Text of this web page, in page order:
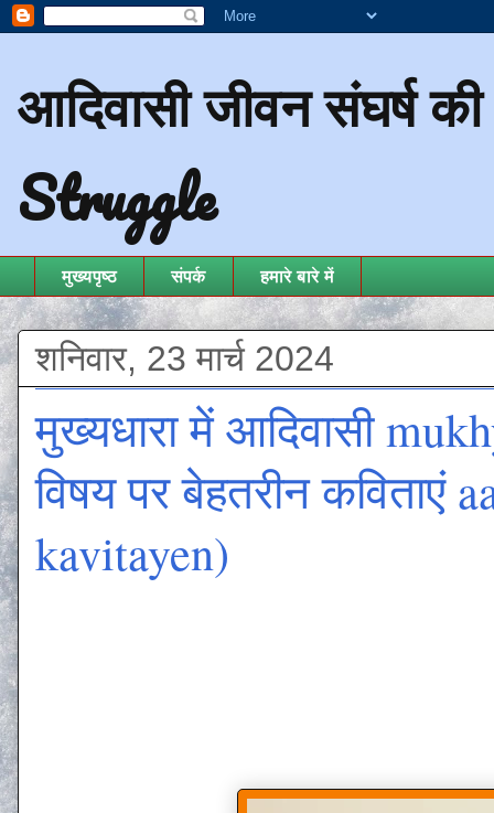
आदिवासी जीवन संघर्ष
Struggle
मुख्यपृष्ठ संपर्क हमारे बारे में
शनिवार, 23 मार्च 2024
मुख्यधारा में आदिवासी
विषय पर बेहतरीन कविताएं
kavitayen)